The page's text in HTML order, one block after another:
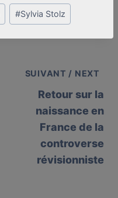
#Sylvia Stolz
SUIVANT / NEXT
Retour sur la
naissance en
France de la
controverse
révisionniste